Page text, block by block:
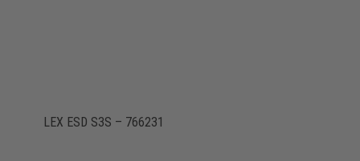
LEX ESD S3S – 766231